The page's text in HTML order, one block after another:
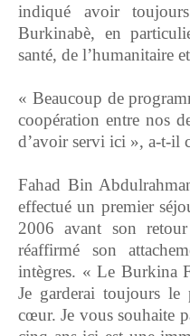
indiqué avoir
Burkinabè, en
santé, de l’humanitaire
‎« Beaucoup de
coopération entre nos
d’avoir servi ici », a-t-il
‎Fahad Bin
effectué un premier
2006 avant son retour
réaffirmé son
intègres. « Le Burkina
Je garderai toujours le
cœur. Je vous souhaite